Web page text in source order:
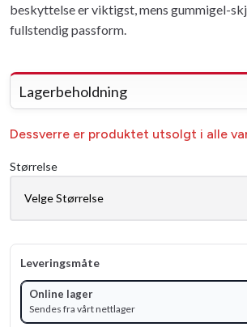
beskyttelse er viktigst, mens gummigel-
fullstendig passform.
Lagerbeholdning
Dessverre er produktet utsolgt i alle
Størrelse
Leveringsmåte
Online lager
Sendes fra vårt nettlager